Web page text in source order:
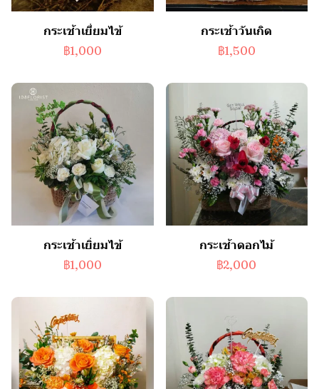
กระเช้าเยี่ยมไข้
฿1,000
กระเช้าวันเกิด
฿1,500
กระเช้าเยิ่ยมไข้
฿1,000
กระเช้าดอกไม้
฿2,000